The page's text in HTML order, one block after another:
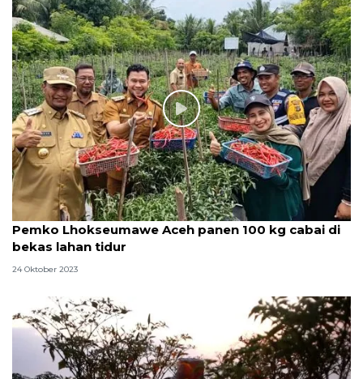
Pemko Lhokseumawe Aceh panen 100 kg cabai di
bekas lahan tidur
24 Oktober 2023